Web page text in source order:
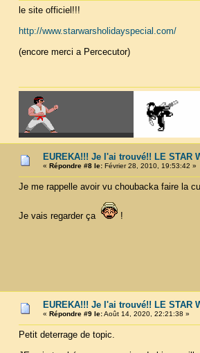
le site officiel!!!
http://www.starwarsholidayspecial.com/
(encore merci a Percecutor)
EUREKA!!! Je l'ai trouvé!! LE STAR
« Répondre #8 le:Février 28, 2010, 19:53:42 »
Je me rappelle avoir vu choubacka faire la
Je vais regarder ça !
EUREKA!!! Je l'ai trouvé!! LE STAR
« Répondre #9 le:Août 14, 2020, 22:21:38 »
Petit deterrage de topic.